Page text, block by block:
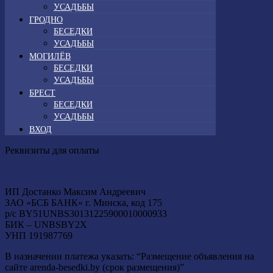
УСАДЬБЫ
ГРОДНО
БЕСЕДКИ
УСАДЬБЫ
МОГИЛЁВ
БЕСЕДКИ
УСАДЬБЫ
БРЕСТ
БЕСЕДКИ
УСАДЬБЫ
ВХОД
Реквизиты для оплаты
ИП Достанко Максим Андреевич
ЗАО «БСБ БАНК» г. Минска, код 175
р/с BY51UNBS30131225900010000933
БИК – UNBSBY2X
УНП 191987769
В назначении платежа указать: “Размещение объявления на
сайте arenda-besedki.by (срок размещения)”